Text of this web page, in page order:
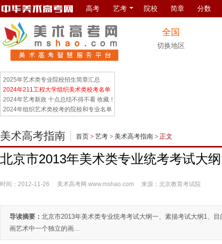
高考 艺考 院校 简章 分数
全国
切换地区
2025年艺术类专业院校招生简章汇总
2024年211工程大学组织美术类校考名单
2024年艺考新政 十点总结不得不看 收藏！
2024年组织艺术类校考的院校和专业名单
美术高考指南 首页 > 艺考 > 美术高考指南 > 正文
北京市2013年美术类专业统考考试大纲
时间：2012-11-26 美术高考网 www.mshao.com 来源：北京教育考试院
导读摘要： 北京市2013年美术类专业统考考试大纲一、素描考试大纲1、
画艺术中一个独立的画...